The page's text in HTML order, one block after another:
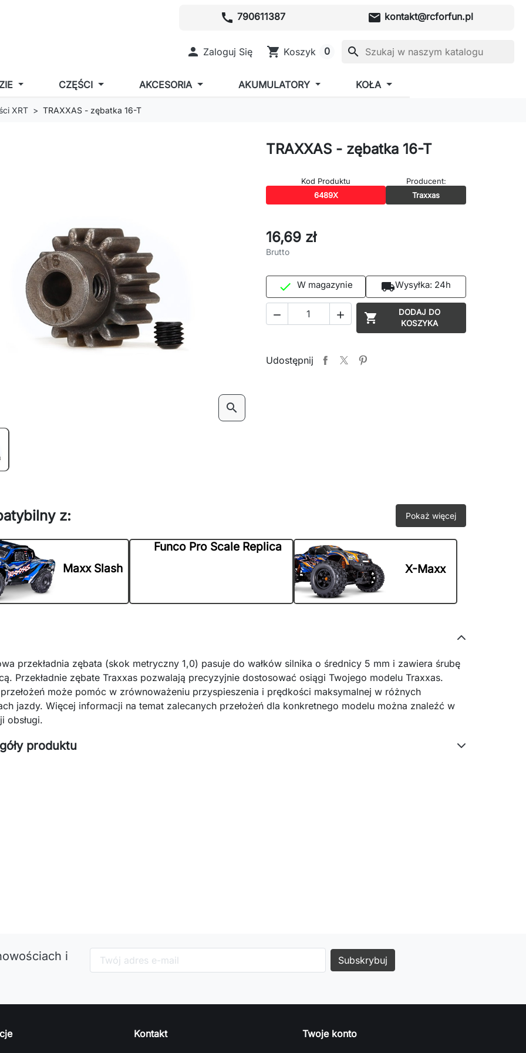
call 790611387 mail kontakt@rcforfun.pl
 Zaloguj Się shopping_cart Koszyk 0 search
CZĘŚCI AKCESORIA AKUMULATORY KOŁA
XRT TRAXXAS - zębatka 16-T
search
TRAXXAS - zębatka 16-T
Kod Produktu
6489X
Producent:
Traxxas
16,69 zł
Brutto
 W magazynie local_shippingWysyłka: 24h
  
DODAJ DO
KOSZYKA
Udostępnij
z: Pokaż więcej
Maxx Slash
Funco Pro Scale Replica
X-Maxx
przekładnia zębata (skok metryczny 1,0) pasuje do wałków silnika o średnicy 5 mm i zawiera śrubę
Przekładnie zębate Traxxas pozwalają precyzyjnie dostosować osiągi Twojego modelu Traxxas.
może pomóc w zrównoważeniu przyspieszenia i prędkości maksymalnej w różnych
jazdy. Więcej informacji na temat zalecanych przełożeń dla konkretnego modelu można znaleźć w
obsługi.
produktu
i
Kontakt Twoje konto